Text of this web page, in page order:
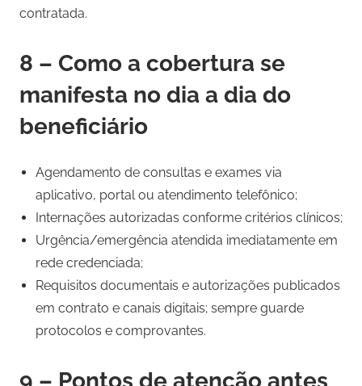
contratada.
8 – Como a cobertura se
manifesta no dia a dia do
beneficiário
Agendamento de consultas e exames via
aplicativo, portal ou atendimento telefônico;
Internações autorizadas conforme critérios clínicos;
Urgência/emergência atendida imediatamente em
rede credenciada;
Requisitos documentais e autorizações publicados
em contrato e canais digitais; sempre guarde
protocolos e comprovantes.